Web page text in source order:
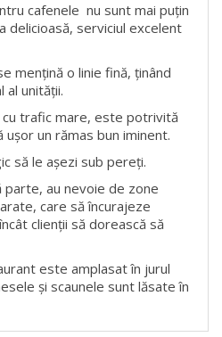
cafenele nu sunt mai puțin
delicioasă, serviciul excelent
mențină o linie fină, ținând
al unității.
trafic mare, este potrivită
un rămas bun iminent.
să le așezi sub pereți.
au nevoie de zone
care să încurajeze
clienții să dorească să
este amplasat în jurul
și scaunele sunt lăsate în